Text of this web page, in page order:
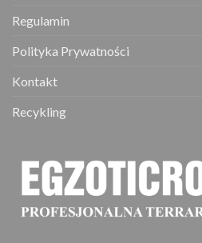
Regulamin
Polityka Prywatności
Kontakt
Recykling